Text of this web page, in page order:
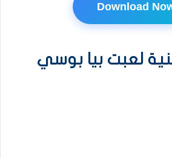
Download
لعبت بيا بوسي